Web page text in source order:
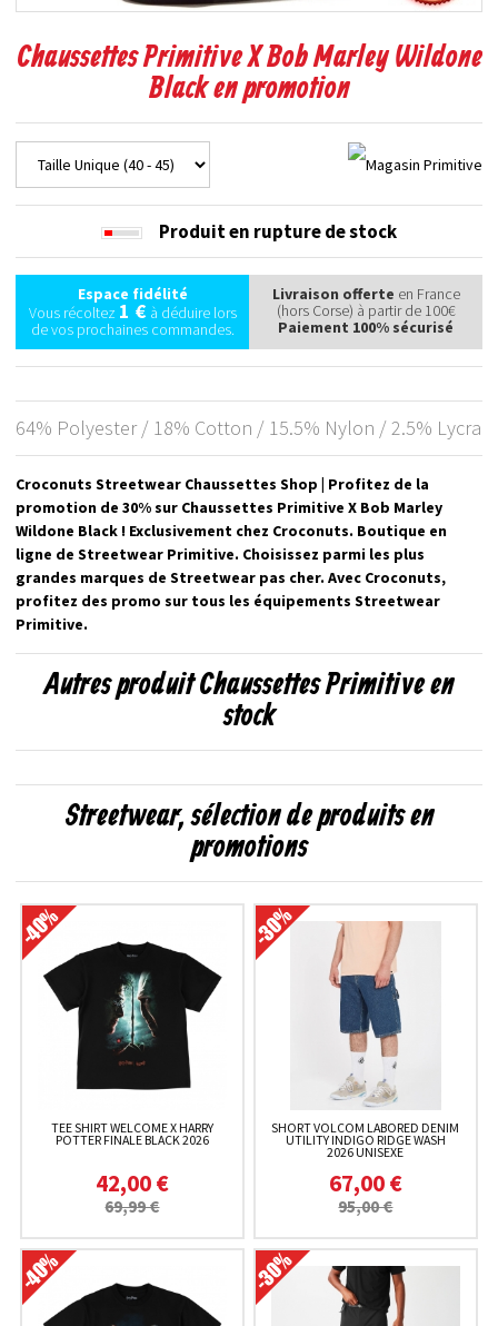
Chaussettes Primitive X Bob Marley Wildone
Black en promotion
Produit en rupture de stock
Espace fidélité
Vous récoltez 1 €à déduire lors
de vos prochaines commandes.
Livraison offerte en France
(hors Corse) à partir de 100€
Paiement 100% sécurisé
64% Polyester / 18% Cotton / 15.5% Nylon / 2.5% Lycra
Croconuts Streetwear Chaussettes Shop | Profitez de la
promotion de 30% sur Chaussettes Primitive X Bob Marley
Wildone Black ! Exclusivement chez Croconuts. Boutique en
ligne de Streetwear Primitive. Choisissez parmi les plus
grandes marques de Streetwear pas cher. Avec Croconuts,
profitez des promo sur tous les équipements Streetwear
Primitive.
Autres produit Chaussettes Primitive en
stock
Streetwear, sélection de produits en
promotions
TEE SHIRT WELCOME X HARRY
POTTER FINALE BLACK 2026
42,00 €
69,99 €
SHORT VOLCOM LABORED DENIM
UTILITY INDIGO RIDGE WASH
2026 UNISEXE
67,00 €
95,00 €